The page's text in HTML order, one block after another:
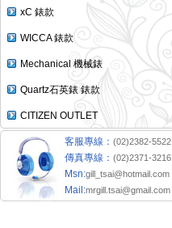
xC 錶款
WICCA 錶款
Mechanical 機械錶
Quartz石英錶 錶款
CITIZEN OUTLET
客服專線： (02)2382-5522
傳真專線： (02)2371-3216
Msn:gill_tsai@hotmail.com
Mail:mrgill.tsai@gmail.com